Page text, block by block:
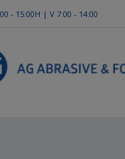
- 15:00H | V 7:00 - 14:00